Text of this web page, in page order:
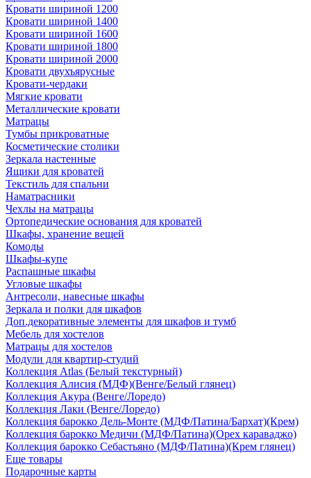
Кровати шириной 1200
Кровати шириной 1400
Кровати шириной 1600
Кровати шириной 1800
Кровати шириной 2000
Кровати двухъярусные
Кровати-чердаки
Мягкие кровати
Металлические кровати
Матрацы
Тумбы прикроватные
Косметические столики
Зеркала настенные
Ящики для кроватей
Текстиль для спальни
Наматрасники
Чехлы на матрацы
Ортопедические основания для кроватей
Шкафы, хранение вещей
Комоды
Шкафы-купе
Распашные шкафы
Угловые шкафы
Антресоли, навесные шкафы
Зеркала и полки для шкафов
Доп.декоративные элементы для шкафов и тумб
Мебель для хостелов
Матрацы для хостелов
Модули для квартир-студий
Коллекция Atlas (Белый текстурный)
Коллекция Алисия (МДФ)(Венге/Белый глянец)
Коллекция Акура (Венге/Лоредо)
Коллекция Лаки (Венге/Лоредо)
Коллекция барокко Дель-Монте (МДФ/Патина/Бархат)(Крем)
Коллекция барокко Медичи (МДФ/Патина)(Орех караваджо)
Коллекция барокко Себастьяно (МДФ/Патина)(Крем глянец)
Еще товары
Подарочные карты